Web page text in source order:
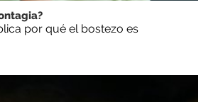
por qué el bostezo es